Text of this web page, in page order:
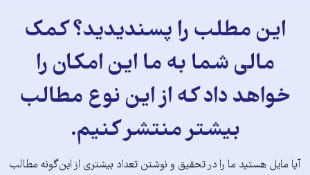
این مطلب را پسندیدید؟ کمک
مالی شما به ما این امکان را
خواهد داد که از این نوع مطالب
بیشتر منتشر کنیم.
آیا مایل هستید ما را در تحقیق و نوشتن تعداد بیشتری از این‌گونه مطالب